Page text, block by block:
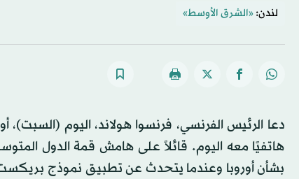
لندن: «الشرق الأوسط»
دعا الرئيس الفرنسي، فرنسوا هولاند، اليوم (السبت)،
هاتفيًا معه اليوم. قائلاً على هامش قمة الدول
بشأن أوروبا وعندما يتحدث عن تطبيق نموذج